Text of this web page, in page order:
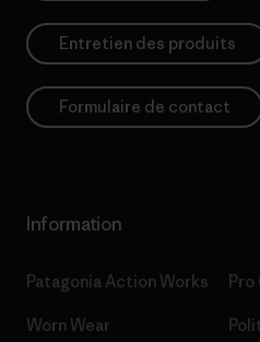
Entretien des produits
Formulaire de contact
Information
Patagonia Action Works
Worn Wear
Pro